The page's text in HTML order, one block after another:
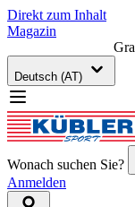
Direkt zum Inhalt
Magazin
Deutsch (AT)
Wonach suchen Sie?
Anmelden